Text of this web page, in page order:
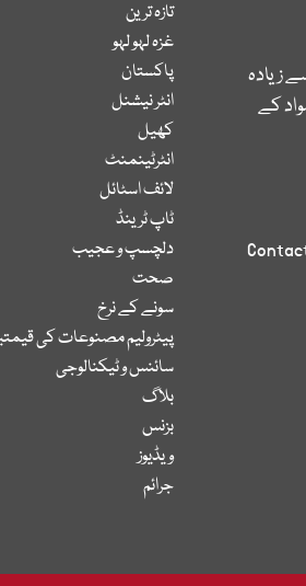
زیادہ
کے
تازہ ترین
غزہ لہو لہو
پاکستان
انٹر نیشنل
کھیل
انٹرٹینمنٹ
لائف اسٹائل
ٹاپ ٹرینڈ
دلچسپ و عجیب
صحت
سونے کے نرخ
پیٹرولیم مصنوعات کی
سائنس و ٹیکنالوجی
بلاگ
بزنس
ویڈیوز
جرائم